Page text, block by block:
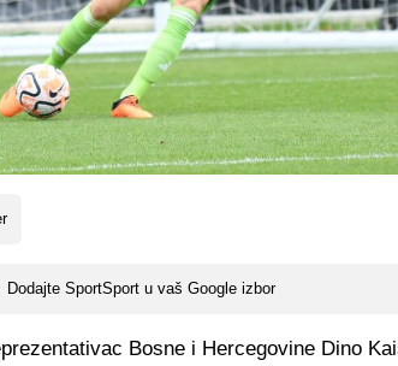
Dodajte SportSport u vaš Google izbor
Bosne i Hercegovine Dino